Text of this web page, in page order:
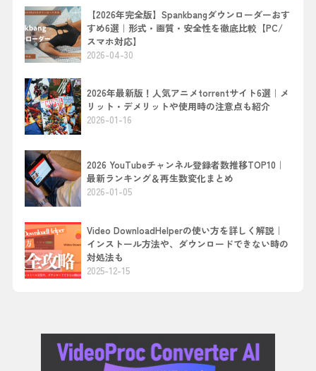
【2026年完全版】Spankbangダウンローダーおす
すめ6選｜形式・画質・安全性を徹底比較【PC/
スマホ対応】
2026-04-30
2026年最新版！人気アニメtorrentサイト6選｜メ
リット・デメリットや使用時の注意点も紹介
2026-01-16
2026 YouTubeチャンネル登録者数推移TOP10｜
最新ランキング＆再生数変化まとめ
2026-01-05
Video DownloadHelperの使い方を詳しく解説｜
インストール方法や、ダウンロードできない時の
対処法も
2025-12-15